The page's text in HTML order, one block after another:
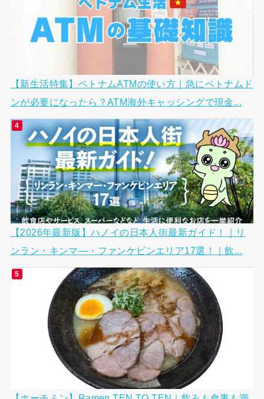
【新生活特集】ベトナムATMの使い方｜急にベトナムド
ンが必要になったら？ATM海外キャッシングで現金...
【2026年最新版】ハノイの日本人街最新ガイド！｜リ
ンラン・キンマ―・ファンケビンエリア17選！｜飲...